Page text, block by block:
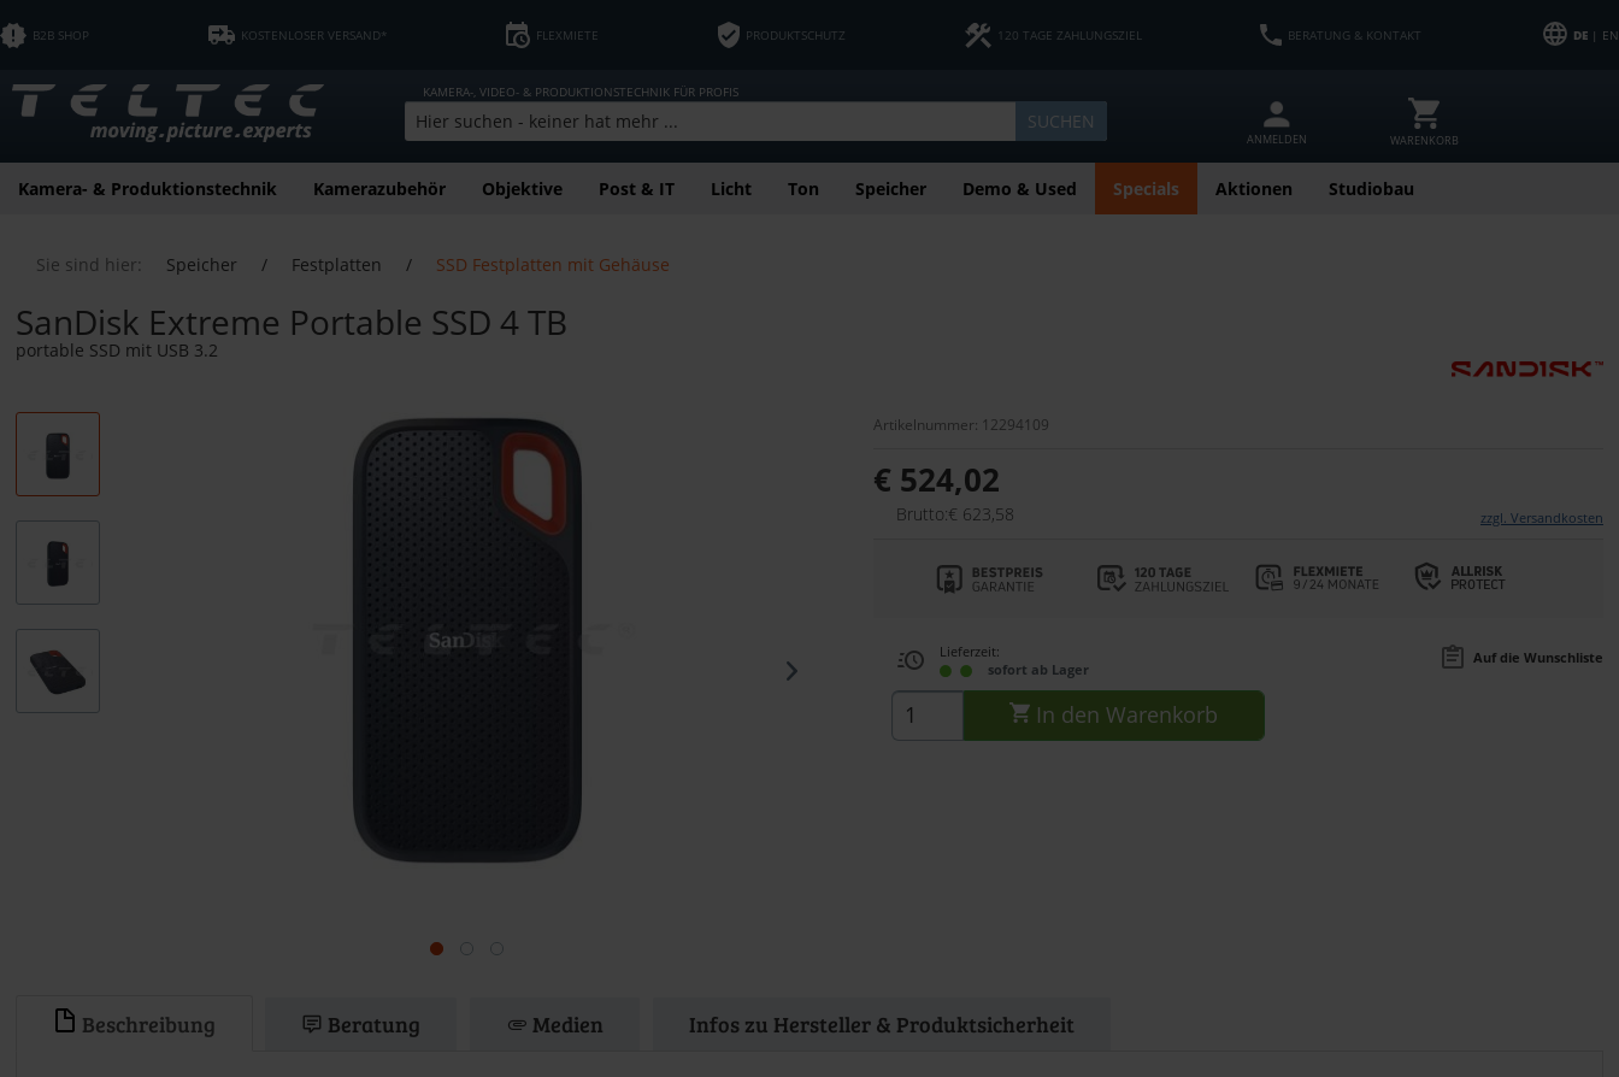
B2B SHOP KOSTENLOSER VERSAND* FLEXMIETE PRODUKTSCHUTZ 120 TAGE ZAHLUNGSZIEL BERATUNG & KONTAKT DE| EN
KAMERA-, VIDEO- & PRODUKTIONSTECHNIK FÜR PROFIS
SUCHEN
ANMELDEN WARENKORB
Kamera- & Produktionstechnik Kamerazubehör Objektive Post & IT Licht Ton Speicher Demo & Used Specials Aktionen Studiobau
Sie sind hier: Speicher / Festplatten / SSD Festplatten mit Gehäuse
SanDisk Extreme Portable SSD 4 TB
portable SSD mit USB 3.2
Artikelnummer: 12294109
€ 524,02
Brutto:€ 623,58 zzgl. Versandkosten
Lieferzeit:
sofort ab Lager
Auf die Wunschliste
In den Warenkorb
Beschreibung Beratung Medien Infos zu Hersteller & Produktsicherheit